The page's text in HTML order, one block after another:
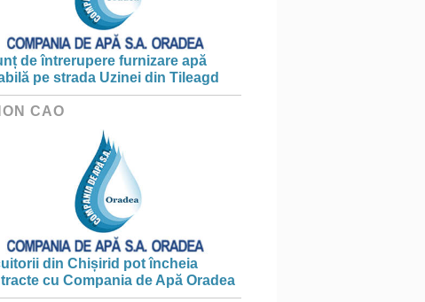
de întrerupere furnizare apă
pe strada Uzinei din Tileagd
CAO
din Chișirid pot încheia
cu Compania de Apă Oradea